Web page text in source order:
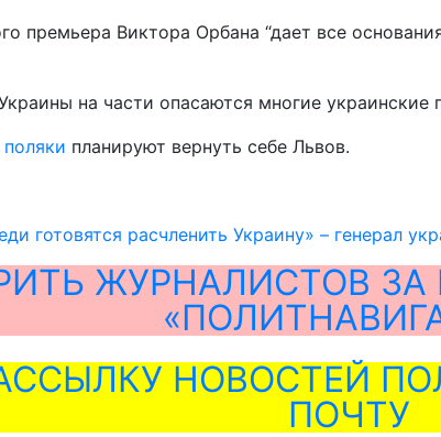
премьера Виктора Орбана “дает все
на части опасаются многие украинские
поляки планируют вернуть себе Львов.
готовятся расчленить Украину» – генерал
ЖУРНАЛИСТОВ
НОВОСТЕЙ
ПОЧТУ